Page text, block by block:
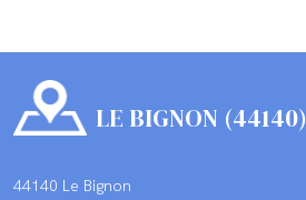
LE BIGNON (44140)
44140 Le Bignon